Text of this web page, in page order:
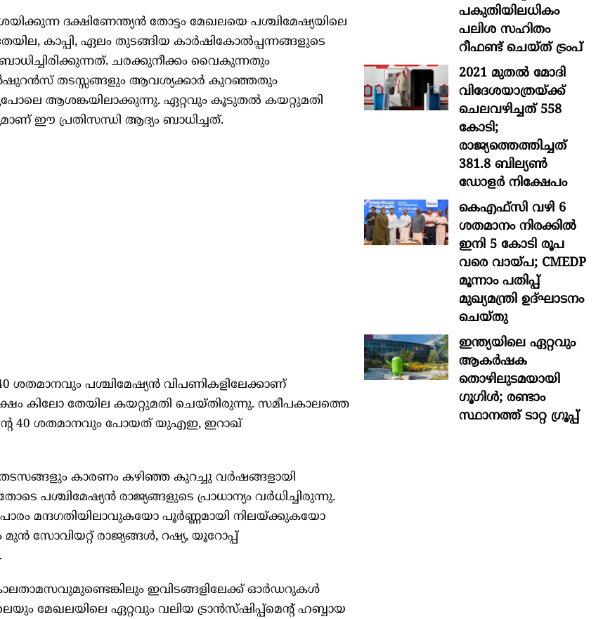
ദക്ഷിണേന്ത്യന്‍ തോട്ടം മേഖലയെ പശ്ചിമേഷ്യയിലെ
കാപ്പി, ഏലം തുടങ്ങിയ കാര്‍ഷികോല്‍പ്പന്നങ്ങളുടെ
ചരക്കുനീക്കം വൈകുന്നതും
തടസ്സങ്ങളും ആവശ്യക്കാര്‍ കുറഞ്ഞതും
ആശങ്കയിലാക്കുന്നു. ഏറ്റവും കൂടുതല്‍ കയറ്റുമതി
ഈ പ്രതിസന്ധി ആദ്യം ബാധിച്ചത്.
ശതമാനവും പശ്ചിമേഷ്യന്‍ വിപണികളിലേക്കാണ്
കിലോ തേയില കയറ്റുമതി ചെയ്തിരുന്നു. സമീപകാലത്തെ
40 ശതമാനവും പോയത് യുഎഇ, ഇറാഖ്
കാരണം കഴിഞ്ഞ കുറച്ചു വര്‍ഷങ്ങളായി
പശ്ചിമേഷ്യന്‍ രാജ്യങ്ങളുടെ പ്രാധാന്യം വര്‍ധിച്ചിരുന്നു.
മന്ദഗതിയിലാവുകയോ പൂര്‍ണ്ണമായി നിലയ്ക്കുകയോ
സോവിയറ്റ് രാജ്യങ്ങള്‍, റഷ്യ, യൂറോപ്പ്
ഇവിടങ്ങളിലേക്ക് ഓര്‍ഡറുകള്‍
മേഖലയിലെ ഏറ്റവും വലിയ ട്രാന്‍സ്ഷിപ്പ്‌മെന്റ് ഹബ്ബായ
പകുതിയിലധികം
പലിശ സഹിതം
റീഫണ്ട് ചെയ്ത് ട്രംപ്
2021 മുതൽ മോദി
വിദേശയാത്രയ്ക്ക്
ചെലവഴിച്ചത് 558
കോടി;
രാജ്യത്തെത്തിച്ചത്
381.8 ബില്യൺ
ഡോളർ നിക്ഷേപം
കെഎഫ്സി വഴി 6
ശതമാനം നിരക്കിൽ
ഇനി 5 കോടി രൂപ
വരെ വായ്പ; CMEDP
മൂന്നാം പതിപ്പ്
മുഖ്യമന്ത്രി ഉദ്ഘാടനം
ചെയ്തു
ഇന്ത്യയിലെ ഏറ്റവും
ആകര്‍ഷക
തൊഴിലുടമയായി
ഗൂഗിള്‍; രണ്ടാം
സ്ഥാനത്ത് ടാറ്റ ഗ്രൂപ്പ്